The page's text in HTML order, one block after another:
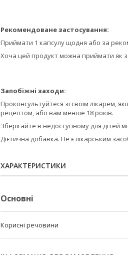
Рекомендоване застосування:
Приймати 1 капсулу щодня або за
Хоча цей продукт можна приймати як з
Запобіжні заходи:
Проконсультуйтеся зі своїм лікарем,
рецептом, або вам менше 18 років.
Зберігайте в недоступному для дітей
Дієтична добавка. Не є лікарським
ХАРАКТЕРИСТИКИ
Основні
Корисні речовини